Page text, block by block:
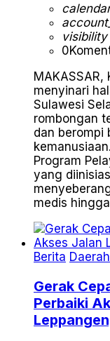
visibility
0
menyinari
Sulawesi
rombongan
dan berompi
Program
yang
medis
Berita Daerah
Gerak
Perbaiki